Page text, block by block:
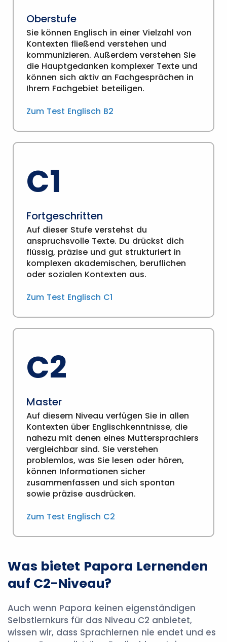
Oberstufe
Sie können Englisch in einer Vielzahl von
Kontexten fließend verstehen und
kommunizieren. Außerdem verstehen Sie
die Hauptgedanken komplexer Texte und
können sich aktiv an Fachgesprächen in
Ihrem Fachgebiet beteiligen.
Zum Test Englisch B2
C1
Fortgeschritten
Auf dieser Stufe verstehst du
anspruchsvolle Texte. Du drückst dich
flüssig, präzise und gut strukturiert in
komplexen akademischen, beruflichen
oder sozialen Kontexten aus.
Zum Test Englisch C1
C2
Master
Auf diesem Niveau verfügen Sie in allen
Kontexten über Englischkenntnisse, die
nahezu mit denen eines Muttersprachlers
vergleichbar sind. Sie verstehen
problemlos, was Sie lesen oder hören,
können Informationen sicher
zusammenfassen und sich spontan
sowie präzise ausdrücken.
Zum Test Englisch C2
Was bietet Papora Lernenden
auf C2-Niveau?
Auch wenn Papora keinen eigenständigen
Selbstlernkurs für das Niveau C2 anbietet,
wissen wir, dass Sprachlernen nie endet und es